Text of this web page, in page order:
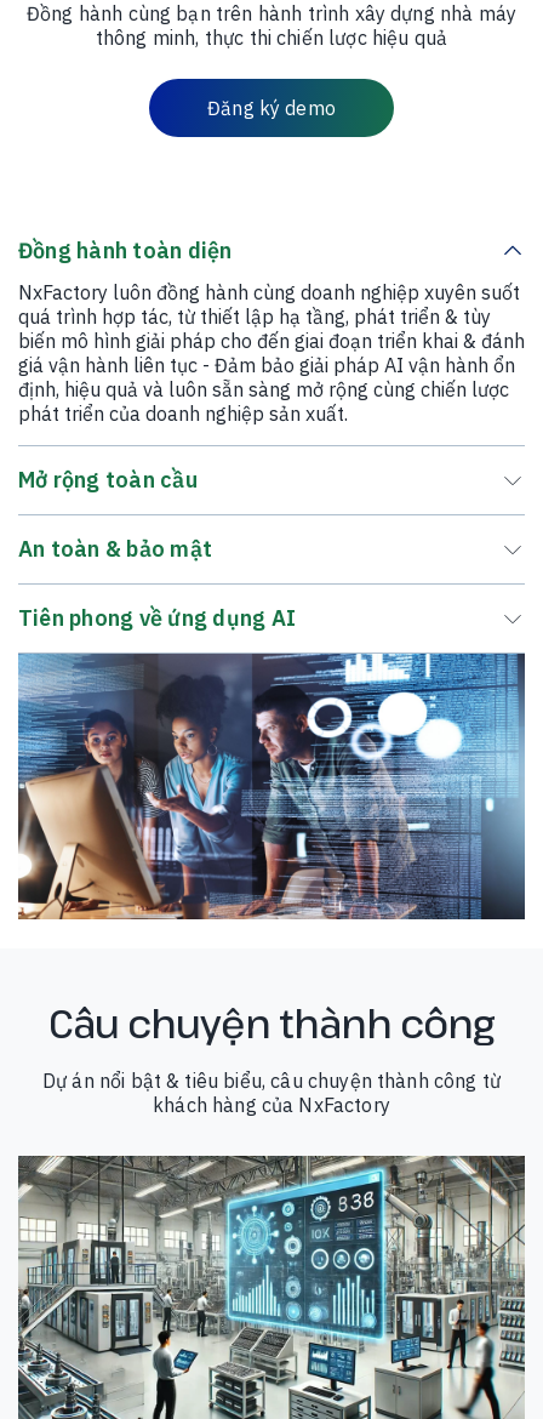
Đồng hành cùng bạn trên hành trình xây dựng nhà máy
thông minh, thực thi chiến lược hiệu quả
Đăng ký demo
Đồng hành toàn diện
NxFactory luôn đồng hành cùng doanh nghiệp xuyên suốt
quá trình hợp tác, từ thiết lập hạ tầng, phát triển & tùy
biến mô hình giải pháp cho đến giai đoạn triển khai & đánh
giá vận hành liên tục - Đảm bảo giải pháp AI vận hành ổn
định, hiệu quả và luôn sẵn sàng mở rộng cùng chiến lược
phát triển của doanh nghiệp sản xuất.
Mở rộng toàn cầu
An toàn & bảo mật
Tiên phong về ứng dụng AI
Câu chuyện thành công
Dự án nổi bật & tiêu biểu, câu chuyện thành công từ
khách hàng của NxFactory